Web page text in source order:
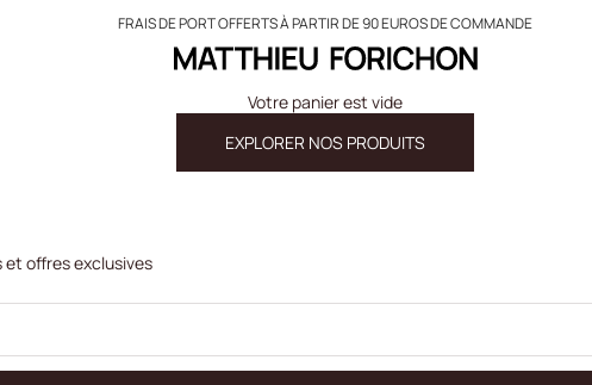
FRAIS DE PORT OFFERTS À PARTIR DE 90 EUROS DE COMMANDE
Matthieu Forichon
Votre panier est vide
EXPLORER NOS PRODUITS
et offres exclusives